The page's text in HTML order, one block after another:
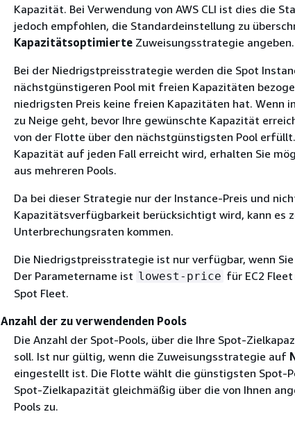
Kapazität. Bei Verwendung von AWS CLI ist dies die
jedoch empfohlen, die Standardeinstellung zu
KapazitätsoptimierteZuweisungsstrategie angeben.
Bei der Niedrigstpreisstrategie werden die Spot
nächstgünstigeren Pool mit freien Kapazitäten
niedrigsten Preis keine freien Kapazitäten hat. Wenn
zu Neige geht, bevor Ihre gewünschte Kapazität
von der Flotte über den nächstgünstigsten Pool
Kapazität auf jeden Fall erreicht wird, erhalten Sie
aus mehreren Pools.
Da bei dieser Strategie nur der Instance-Preis und
Kapazitätsverfügbarkeit berücksichtigt wird, kann es
Unterbrechungsraten kommen.
Die Niedrigstpreisstrategie ist nur verfügbar, wenn Sie
Der Parametername ist lowest-price für EC2
Spot Fleet.
Anzahl der zu verwendenden Pools
Die Anzahl der Spot-Pools, über die Ihre Spot-
soll. Ist nur gültig, wenn die Zuweisungsstrategie auf
eingestellt ist. Die Flotte wählt die günstigsten Spot-
Spot-Zielkapazität gleichmäßig über die von Ihnen
Pools zu.